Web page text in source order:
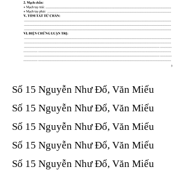
Số 15 Nguyễn Như Đổ, Văn Miếu​​​​
Số 15 Nguyễn Như Đổ, Văn Miếu​​​​
Số 15 Nguyễn Như Đổ, Văn Miếu​​​​
Số 15 Nguyễn Như Đổ, Văn Miếu​​​​
Số 15 Nguyễn Như Đổ, Văn Miếu​​​​